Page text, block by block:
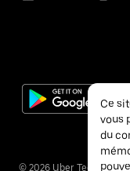
© 2026 Uber
Ce
vous
du